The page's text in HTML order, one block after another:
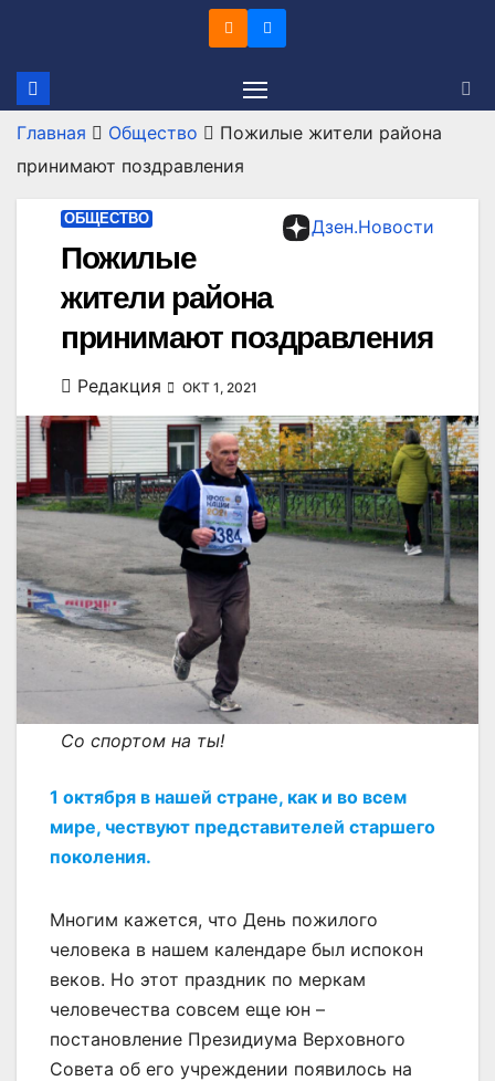
содержимому
Главная Общество
Пожилые жители района
принимают поздравления
Дзен.Новости
ОБЩЕСТВО
Пожилые
жители района
принимают поздравления
Редакция ОКТ 1, 2021
Со спортом на ты!
1 октября в нашей стране, как и во всем
мире, чествуют представителей старшего
поколения.
Многим кажется, что День пожилого
человека в нашем календаре был испокон
веков. Но этот праздник по меркам
человечества совсем еще юн –
постановление Президиума Верховного
Совета об его учреждении появилось на